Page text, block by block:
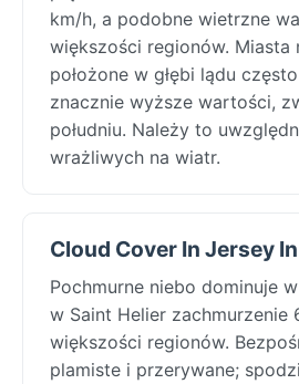
km/h, a podobne wietrzne
większości regionów. Miasta
położone w głębi lądu
znacznie wyższe wartości,
południu. Należy to
wrażliwych na wiatr.
Cloud Cover In Jersey
Pochmurne niebo dominuje
w Saint Helier zachmurzenie
większości regionów.
plamiste i przerywane;